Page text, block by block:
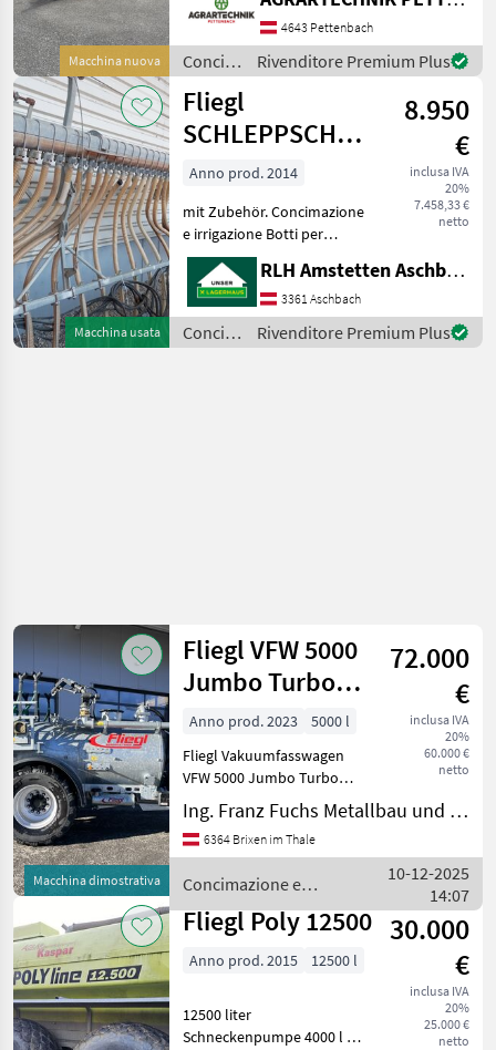
Macchina nuova
konzipiert worden.
Praxistauglichkeit und
Effizienz waren uns bei der
Entwicklung der neuen
Fassreih
4643 Pettenbach
Concimazione
e
irrigazione
/ Fliegl
Rivenditore Premium Plus
Macchina usata
Fliegl
15M
8.950
€
inclusa IVA
20%
7.458,33 €
netto
Anno prod. 2014
mit Zubehör. Concimazione
e irrigazione Botti per
liquame
RLH Amstetten Aschbach
3361 Aschbach
Concimazione
e
Rivenditore Premium Plus
Macchina dimostrativa
Fliegl VFW 5000
Jumbo Turbo
Line
72.000
€
inclusa IVA
20%
60.000 €
netto
Anno prod. 2023
5000 l
Fliegl Vakuumfasswagen
VFW 5000 Jumbo Turbo
Line + 1-Achs Fahrgestell +
gekröpfte Achse + zul.
Gesamtgewicht 8000 kg
verstellb. Zugdeichsel O
Ing. Franz Fuchs Metallbau und Landtechnik GmbH & CoKG
6364 Brixen im Thale
Concimazione e
irrigazione / Fliegl
10-12-2025
14:07
Fliegl Poly 12500 30.000
€
inclusa IVA
20%
25.000 €
netto
Anno prod. 2015 12500 l
12500 liter
Schneckenpumpe 4000 l 6